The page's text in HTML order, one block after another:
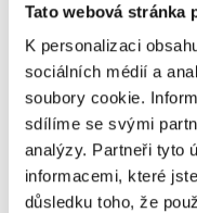
Tato webová stránka
K personalizaci
sociálních médií a
soubory cookie.
sdílíme se svými
analýzy. Partneři tyto
informacemi, které
důsledku toho, že
ubytování je v
Jak je to
snídaně v hotelu
během dne bude